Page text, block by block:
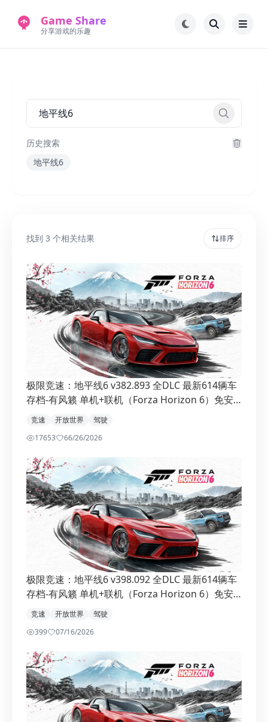
Game Share
分享游戏的乐趣
新版游戏站
永久地址
历史搜索
地平线6
找到 3 个相关结果 排序
极限竞速：地平线6 v382.893 全DLC 最新614辆车
存档-有风籁 单机+联机（Forza Horizon 6）免安
装中文版
竞速 开放世界
驾驶
17653
66/26/2026
极限竞速：地平线6 v398.092 全DLC 最新614辆车
存档-有风籁 单机+联机（Forza Horizon 6）免安
装中文版
竞速 开放世界
驾驶
399
07/16/2026